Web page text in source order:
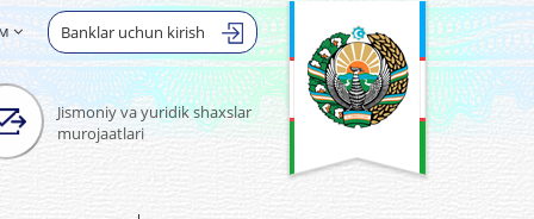
Banklar uchun kirish
Jismoniy va yuridik shaxslar
murojaatlari